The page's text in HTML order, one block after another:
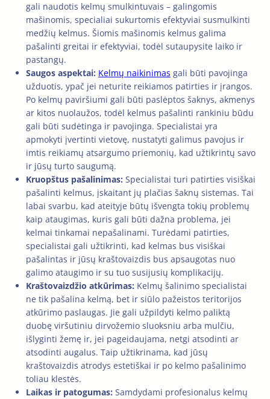
gali naudotis kelmų smulkintuvais – galingomis
mašinomis, specialiai sukurtomis efektyviai susmulkinti
medžių kelmus. Šiomis mašinomis kelmus galima
pašalinti greitai ir efektyviai, todėl sutaupysite laiko ir
pastangų.
Saugos aspektai: Kelmų naikinimas gali būti pavojinga
užduotis, ypač jei neturite reikiamos patirties ir įrangos.
Po kelmų paviršiumi gali būti paslėptos šaknys, akmenys
ar kitos nuolaužos, todėl kelmus pašalinti rankiniu būdu
gali būti sudėtinga ir pavojinga. Specialistai yra
apmokyti įvertinti vietovę, nustatyti galimus pavojus ir
imtis reikiamų atsargumo priemonių, kad užtikrintų savo
ir jūsų turto saugumą.
Kruopštus pašalinimas: Specialistai turi patirties visiškai
pašalinti kelmus, įskaitant jų plačias šaknų sistemas. Tai
labai svarbu, kad ateityje būtų išvengta tokių problemų
kaip ataugimas, kuris gali būti dažna problema, jei
kelmai tinkamai nepašalinami. Turėdami patirties,
specialistai gali užtikrinti, kad kelmas bus visiškai
pašalintas ir jūsų kraštovaizdis bus apsaugotas nuo
galimo ataugimo ir su tuo susijusių komplikacijų.
Kraštovaizdžio atkūrimas: Kelmų šalinimo specialistai
ne tik pašalina kelmą, bet ir siūlo pažeistos teritorijos
atkūrimo paslaugas. Jie gali užpildyti kelmo paliktą
duobę viršutiniu dirvožemio sluoksniu arba mulčiu,
išlyginti žemę ir, jei pageidaujama, netgi atsodinti ar
atsodinti augalus. Taip užtikrinama, kad jūsų
kraštovaizdis atrodys estetiškai ir po kelmo pašalinimo
toliau klestės.
Laikas ir patogumas: Samdydami profesionalus kelmų